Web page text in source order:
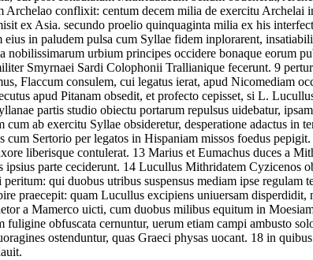
conflixit: centum decem milia de exercitu Archelai
ex Asia. secundo proelio quinquaginta milia ex his
in paludem pulsa cum Syllae fidem inplorarent,
nobilissimarum urbium principes occidere bonaque eorum
Smyrnaei Sardi Colophonii Trallianique fecerunt. 9
Flaccum consulem, cui legatus ierat, apud Nicomediam
apud Pitanam obsedit, et profecto cepisset, si L.
partis studio obiectu portarum repulsus uidebatur,
ab exercitu Syllae obsideretur, desperatione adactus in
Sertorio per legatos in Hispaniam missos foedus
liberisque contulerat. 13 Marius et Eumachus duces a
parte ceciderunt. 14 Lucullus Mithridatem Cyzicenos
qui duobus utribus suspensus mediam ipse regulam
praecepit: quam Lucullus excipiens uniuersam
a Mamerco uicti, cum duobus milibus equitum in
fuligine obfuscata cernuntur, uerum etiam campi ambusto
ostenduntur, quas Graeci physas uocant. 18 in